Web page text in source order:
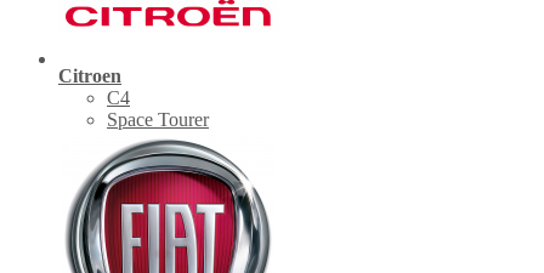
Citroen
C4
Space Tourer